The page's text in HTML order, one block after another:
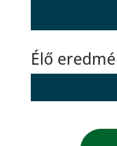
Élő